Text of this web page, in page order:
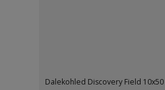
Dalekohled Discovery Field 10x50